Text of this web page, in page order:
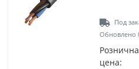
Под
Обновлено
цена: